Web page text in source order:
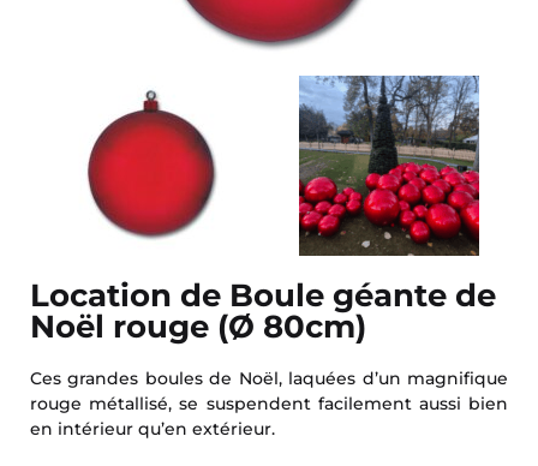
Location de Boule géante de
Noël rouge (Ø 80cm)
Ces grandes boules de Noël, laquées d’un magnifique
rouge métallisé, se suspendent facilement aussi bien
en intérieur qu’en extérieur.